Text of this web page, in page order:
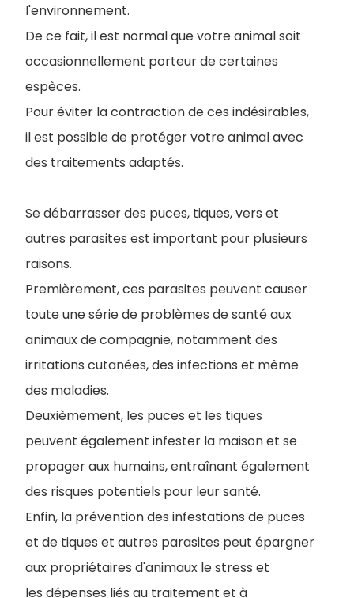
l'environnement.
De ce fait, il est normal que votre animal soit
occasionnellement porteur de certaines
espèces.
Pour éviter la contraction de ces indésirables,
il est possible de protéger votre animal avec
des traitements adaptés.
Se débarrasser des puces, tiques, vers et
autres parasites est important pour plusieurs
raisons.
Premièrement, ces parasites peuvent causer
toute une série de problèmes de santé aux
animaux de compagnie, notamment des
irritations cutanées, des infections et même
des maladies.
Deuxièmement, les puces et les tiques
peuvent également infester la maison et se
propager aux humains, entraînant également
des risques potentiels pour leur santé.
Enfin, la prévention des infestations de puces
et de tiques et autres parasites peut épargner
aux propriétaires d'animaux le stress et
les dépenses liés au traitement et à